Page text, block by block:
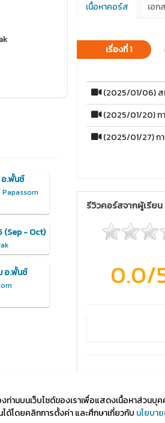
เนื้อหาคอร์ส เอก
เรื่องที่ 1
(2025/01/06) ส
(2025/01/20) กา
(2025/01/27) ก
รีวิวคอร์สจากผู้เรียน
0.0/
อ.พั้นช์
(Sep - Oct)
อ.พั้นช์
นบนเว็บไซต์ของเราเพื่อแสดงเนื้อหาส่วนบุค
ด้โดยคลิกการตั้งค่า และศึกษาเกี่ยวกับ นโยบา